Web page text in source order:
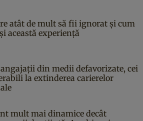
atât de mult să fii ignorat și cum
această experiență
din medii defavorizate, cei
la extinderea carierelor
mult mai dinamice decât